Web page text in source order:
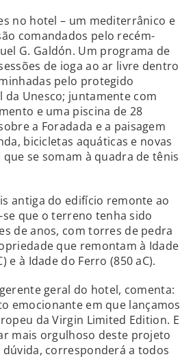
no hotel – um mediterrânico e
comandados pelo recém-
G. Galdón. Um programa de
de ioga ao ar livre dentro
pelo protegido
Unesco; juntamente com
e uma piscina de 28
a Foradada e a paisagem
bicicletas aquáticas e novas
que se somam à quadra de tênis
antiga do edifício remonte ao
se que o terreno tenha sido
de anos, com torres de pedra
que remontam à Idade
e à Idade do Ferro (850 aC).
geral do hotel, comenta:
emocionante em que lançamos
da Virgin Limited Edition. E
mais orgulhoso deste projeto
dúvida, corresponderá a todos